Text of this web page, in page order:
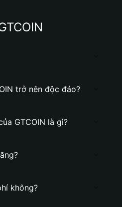
trở nên độc đáo?
GTCOIN là gì?
không?